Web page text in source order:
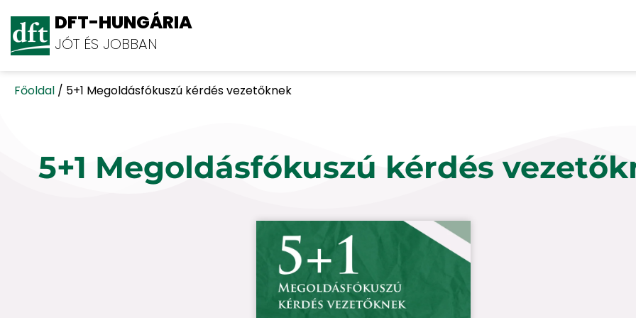
DFT-HUNGÁRIA
JÓT ÉS JOBBAN
Főoldal / 5+1 Megoldásfókuszú kérdés vezetőknek
5+1 Megoldásfókuszú kérdés